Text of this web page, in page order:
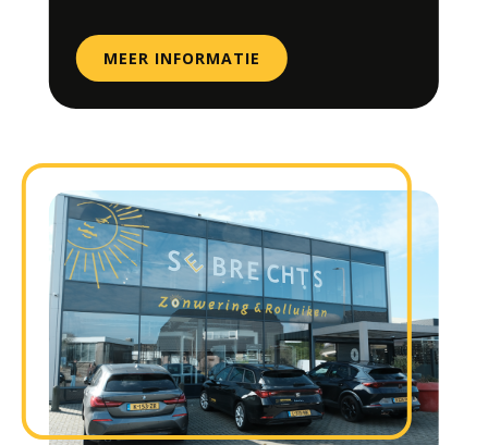
MEER INFORMATIE